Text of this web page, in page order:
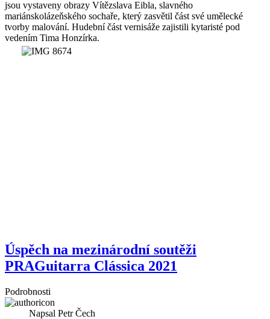
jsou vystaveny obrazy Vítězslava Eibla, slavného
mariánskolázeňského sochaře, který zasvětil část své umělecké
tvorby malování. Hudební část vernisáže zajistili kytaristé pod
vedením Tima Honzírka.
Úspěch na mezinárodní soutěži
PRAGuitarra Clássica 2021
Podrobnosti
Napsal Petr Čech